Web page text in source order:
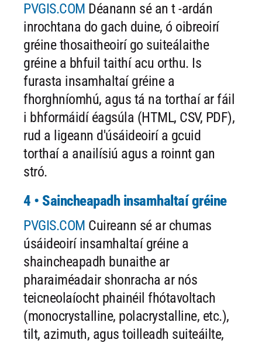
PVGIS.COM Déanann sé an t -ardán
inrochtana do gach duine, ó oibreoirí
gréine thosaitheoirí go suiteálaithe
gréine a bhfuil taithí acu orthu. Is
furasta insamhaltaí gréine a
fhorghníomhú, agus tá na torthaí ar fáil
i bhformáidí éagsúla (HTML, CSV, PDF),
rud a ligeann d'úsáideoirí a gcuid
torthaí a anailísiú agus a roinnt gan
stró.
4 • Saincheapadh insamhaltaí gréine
PVGIS.COM Cuireann sé ar chumas
úsáideoirí insamhaltaí gréine a
shaincheapadh bunaithe ar
pharaiméadair shonracha ar nós
teicneolaíocht phainéil fhótavoltach
(monocrystalline, polacrystalline, etc.),
tilt, azimuth, agus toilleadh suiteáilte,